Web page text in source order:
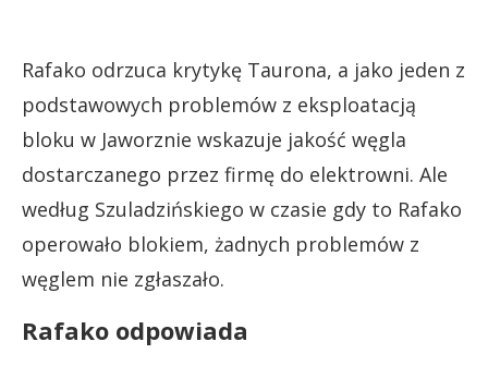
Rafako odrzuca krytykę Taurona, a jako jeden z
podstawowych problemów z eksploatacją
bloku w Jaworznie wskazuje jakość węgla
dostarczanego przez firmę do elektrowni. Ale
według Szuladzińskiego w czasie gdy to Rafako
operowało blokiem, żadnych problemów z
węglem nie zgłaszało.
Rafako odpowiada